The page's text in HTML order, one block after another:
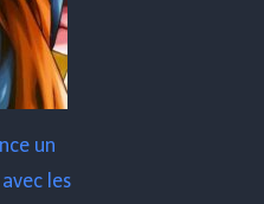
un
les